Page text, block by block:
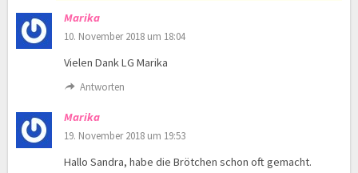
Marika
10. November 2018 um 18:04
Vielen Dank LG Marika
Antworten
Marika
19. November 2018 um 19:53
Hallo Sandra, habe die Brötchen schon oft gemacht.